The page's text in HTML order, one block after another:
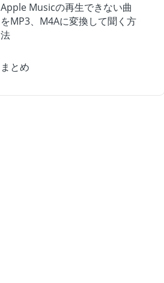
Apple Musicの再生できない曲
をMP3、M4Aに変換して聞く方
法
まとめ